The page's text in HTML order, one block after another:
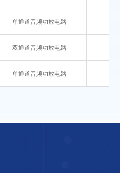
单通道音频功放电路
双通道音频功放电路
单通道音频功放电路